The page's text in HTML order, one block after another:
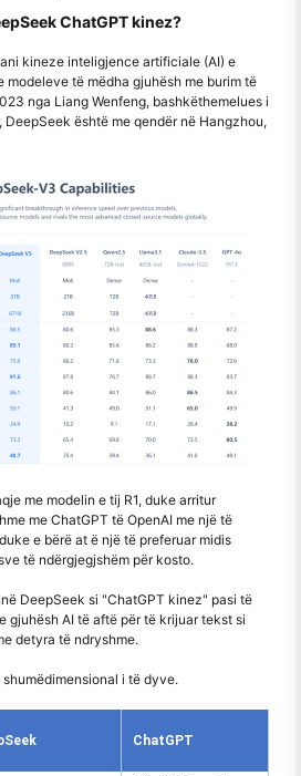
ChatGPT kinez?
kineze inteligjence artificiale (AI) e
të mëdha gjuhësh me burim të
nga Liang Wenfeng, bashkëthemelues i
është me qendër në Hangzhou,
me modelin e tij R1, duke arritur
me ChatGPT të OpenAI me një të
e bërë at ë një të preferuar midis
të ndërgjegjshëm për kosto.
DeepSeek si "ChatGPT kinez" pasi të
gjuhësh AI të aftë për të krijuar tekst si
detyra të ndryshme.
i të dyve.
ChatGPT